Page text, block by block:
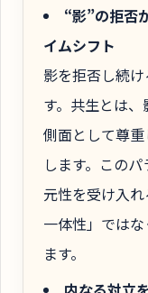
“影”の拒否
イムシフト
影を拒否し続
す。共生とは
側面として尊
します。この
元性を受け入
一体性」では
ます。